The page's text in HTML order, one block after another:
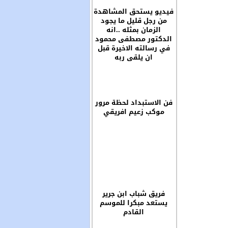
فيديو يستحق المشاهدة
من رجل قليل ما يجود
الزمان بمثله ..انه
الدكتور مصطفى محمود
في رسالته الاخيرة قبل
ان يلقى ربه
فن الاستبداد لحظة مرور
موكب زعيم افريقي
فريق شباب ابن جرير
يستعد مبكرا للموسم
القادم